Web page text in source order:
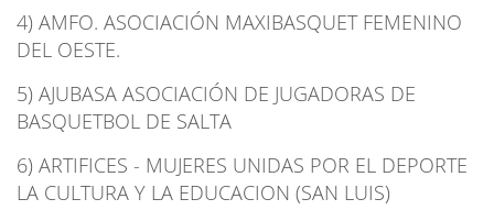
4) AMFO. ASOCIACIÓN MAXIBASQUET FEMENINO
DEL OESTE.
5) AJUBASA ASOCIACIÓN DE JUGADORAS DE
BASQUETBOL DE SALTA
6) ARTIFICES - MUJERES UNIDAS POR EL DEPORTE
LA CULTURA Y LA EDUCACION (SAN LUIS)